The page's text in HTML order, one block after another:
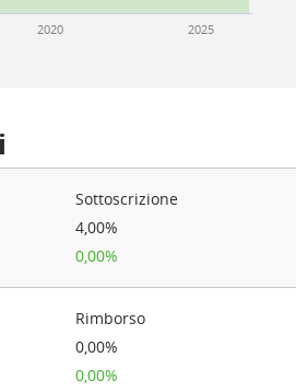
2020 2025
Sottoscrizione
4,00%
0,00%
Rimborso
0,00%
0,00%